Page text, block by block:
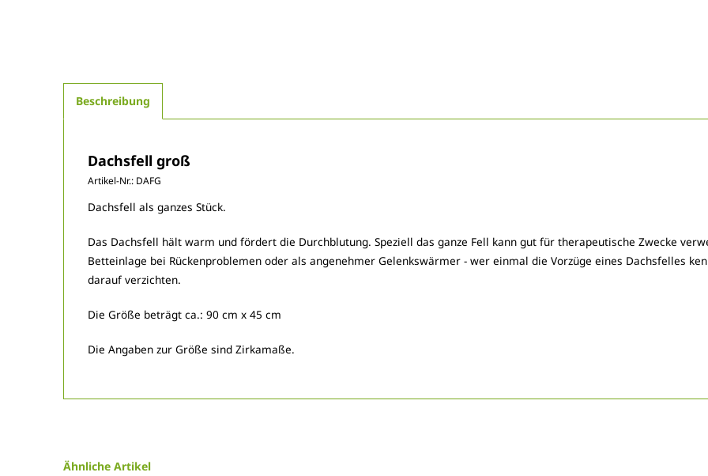
Beschreibung
Dachsfell groß
Artikel-Nr.: DAFG
Dachsfell als ganzes Stück.
Das Dachsfell hält warm und fördert die Durchblutung. Speziell das ganze Fell kann gut für therapeutische Zwecke
Betteinlage bei Rückenproblemen oder als angenehmer Gelenkswärmer - wer einmal die Vorzüge eines Dachsfelles
darauf verzichten.
Die Größe beträgt ca.: 90 cm x 45 cm
Die Angaben zur Größe sind Zirkamaße.
Ähnliche Artikel